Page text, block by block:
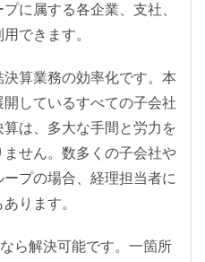
に属する各企業、支社、
できます。
算業務の効率化です。本
しているすべての子会社
は、多大な手間と労力を
せん。数多くの子会社や
プの場合、経理担当者に
ります。
ら解決可能です。一箇所